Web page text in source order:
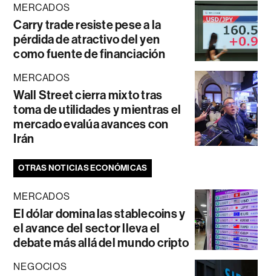
MERCADOS
Carry trade resiste pese a la
pérdida de atractivo del yen
como fuente de financiación
MERCADOS
Wall Street cierra mixto tras
toma de utilidades y mientras el
mercado evalúa avances con
Irán
OTRAS NOTICIAS ECONÓMICAS
MERCADOS
El dólar domina las stablecoins y
el avance del sector lleva el
debate más allá del mundo cripto
NEGOCIOS